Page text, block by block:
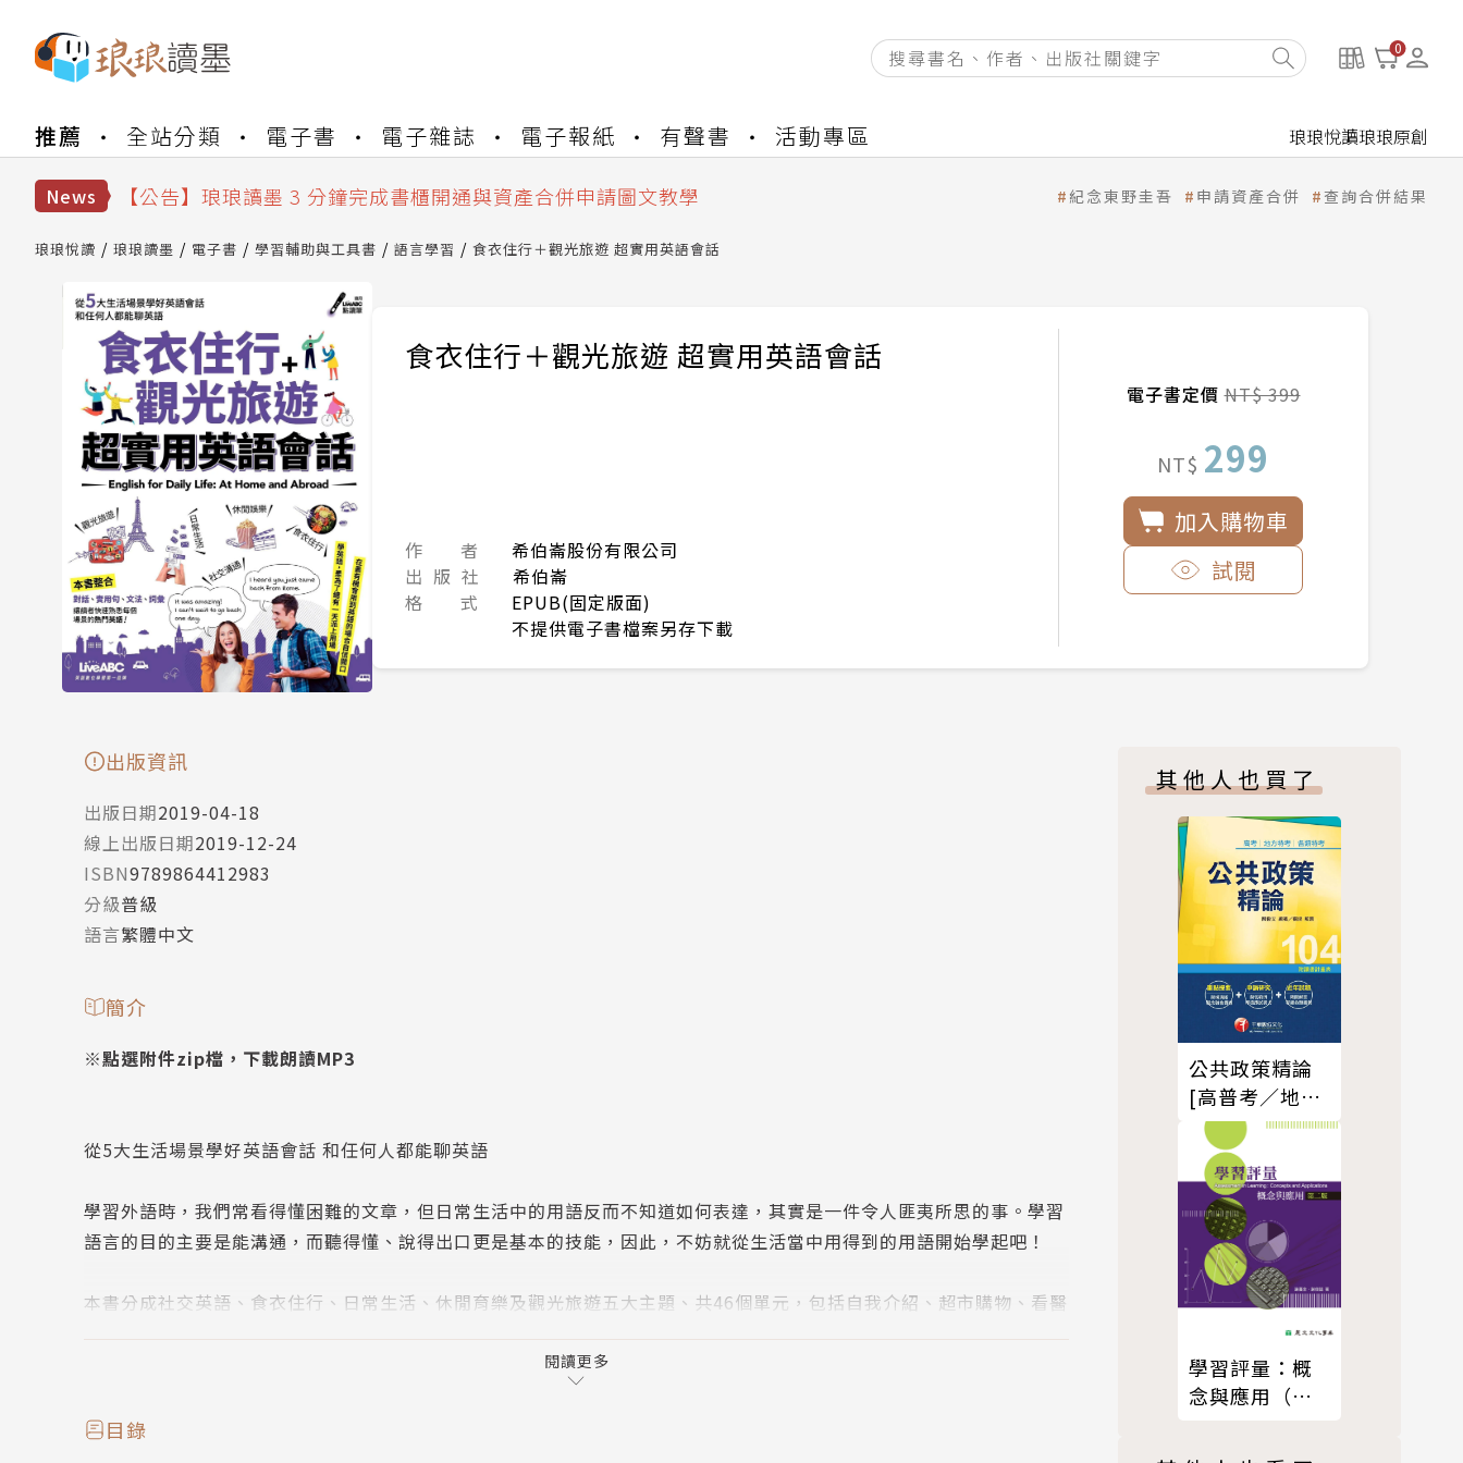
0
推薦 全站分類 電子書 電子雜誌 電子報紙 有聲書 活動專區 琅琅悅讀琅琅原創
News
【公告】琅琅讀墨數位閱讀資產合併與書櫃開通申請
【公告】琅琅讀墨 3 分鐘完成書櫃開通與資產合併申請圖文教學
【公告】琅琅讀墨數位閱讀資產合併與書櫃開通申請
紀念東野圭吾 申請資產合併 查詢合併結果
琅琅悅讀 琅琅讀墨 電子書 學習輔助與工具書 語言學習 食衣住行＋觀光旅遊 超實用英語會話
食衣住行＋觀光旅遊 超實用英語會話
作 者
希伯崙股份有限公司
出 版 社
希伯崙
格 式
EPUB(固定版面)
不提供電子書檔案另存下載
電子書定價NT$ 399
NT$ 299
加入購物車
試閱
出版資訊
出版日期2019-04-18
線上出版日期2019-12-24
ISBN9789864412983
分級普級
語言繁體中文
簡介
※點選附件zip檔，下載朗讀MP3
從5大生活場景學好英語會話 和任何人都能聊英語
學習外語時，我們常看得懂困難的文章，但日常生活中的用語反而不知道如何表達，其實是一件令人匪夷所思的事。學習
語言的目的主要是能溝通，而聽得懂、說得出口更是基本的技能，因此，不妨就從生活當中用得到的用語開始學起吧！
本書分成社交英語、食衣住行、日常生活、休閒育樂及觀光旅遊五大主題、共46個單元，包括自我介紹、超市購物、看醫
短對話（包括「快問快答」、「老外都這樣說」、「實用對答」或「換你說說看」），還有彩繪圖解場景，透過圖像式學
閱讀更多
目錄
其他人也買了
公共政策精論
[高普考／地方
特考]
學習評量：概
念與應用（第